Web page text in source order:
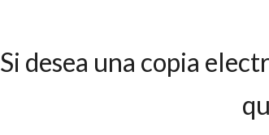
Si desea una copia